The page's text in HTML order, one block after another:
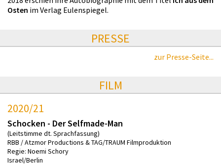
Osten im Verlag Eulenspiegel.
PRESSE
zur Presse-Seite...
FILM
2020/21
Schocken - Der Selfmade-Man
(Leitstimme dt. Sprachfassung)
RBB / Atzmor Productions & TAG/TRAUM Filmproduktion
Regie: Noemi Schory
Israel/Berlin